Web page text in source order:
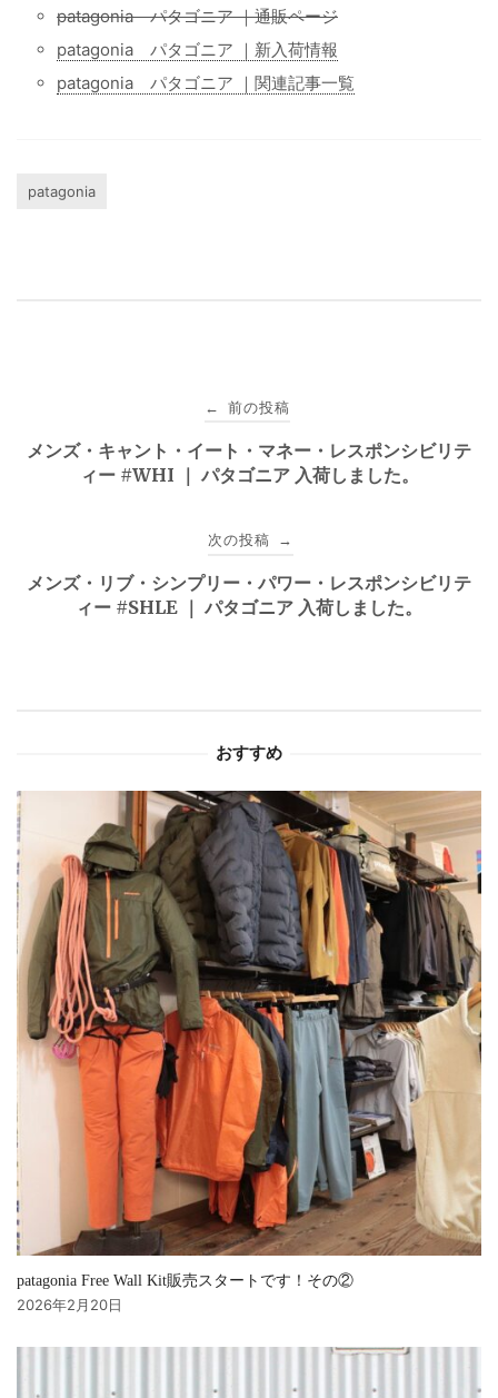
patagonia パタゴニア ｜通販ページ
patagonia パタゴニア ｜新入荷情報
patagonia パタゴニア ｜関連記事一覧
patagonia
稿
ゲ
← 前の投稿
メンズ・キャント・イート・マネー・レスポンシビリテ
ィー #WHI ｜ パタゴニア 入荷しました。
次の投稿 →
メンズ・リブ・シンプリー・パワー・レスポンシビリテ
ィー #SHLE ｜ パタゴニア 入荷しました。
おすすめ
patagonia Free Wall Kit販売スタートです！その②
2026年2月20日